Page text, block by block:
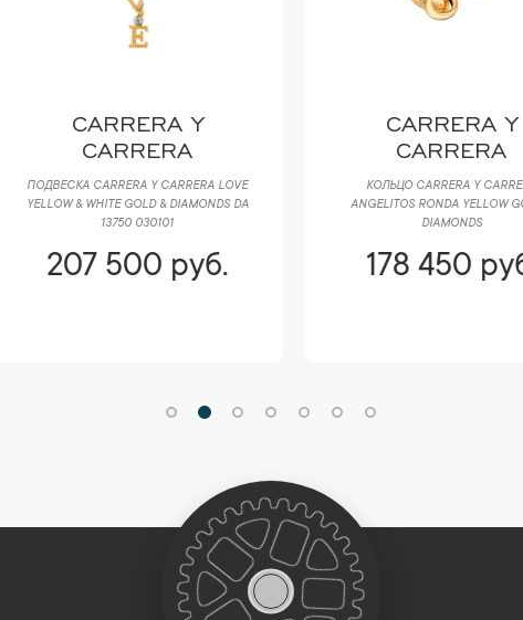
CARRERA Y
CARRERA
ПОДВЕСКА CARRERA Y CARRERA LOVE
YELLOW & WHITE GOLD & DIAMONDS DA
13750 030101
207 500 руб.
CARRERA Y
CARRERA
КОЛЬЦО CARRERA Y CARRERA
ANGELITOS RONDA YELLOW GOLD &
DIAMONDS
178 450 руб.